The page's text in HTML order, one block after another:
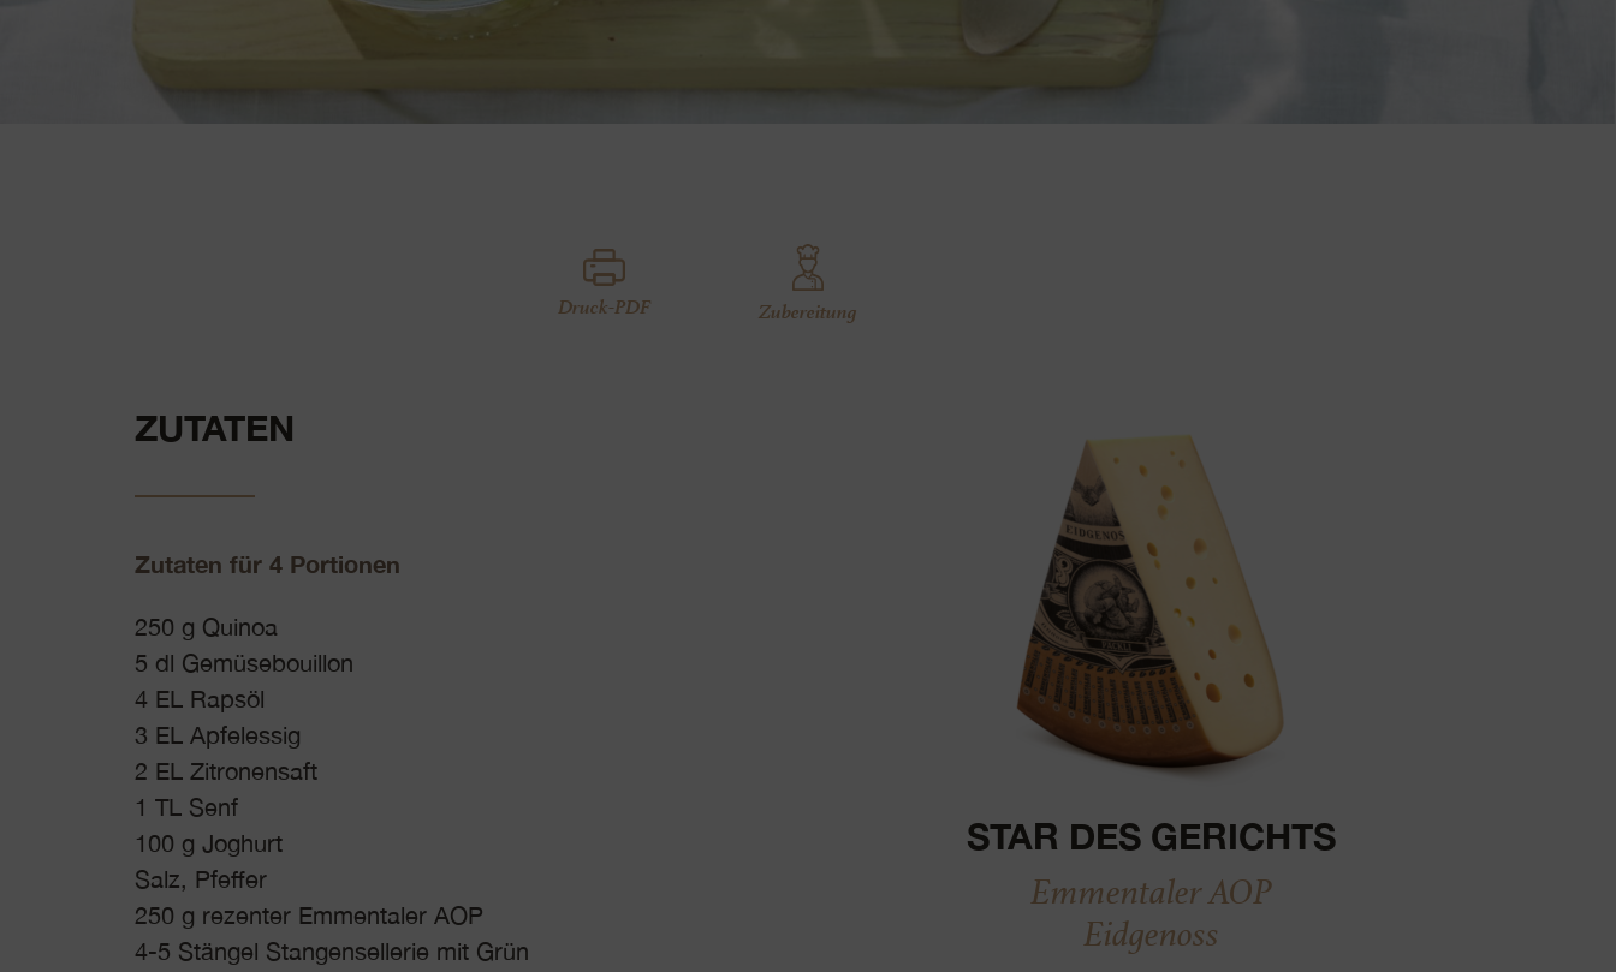
Druck-PDF Zubereitung
ZUTATEN
Zutaten für 4 Portionen
250 g Quinoa
5 dl Gemüsebouillon
4 EL Rapsöl
3 EL Apfelessig
2 EL Zitronensaft
1 TL Senf
100 g Joghurt
Salz, Pfeffer
250 g rezenter Emmentaler AOP
4-5 Stängel Stangensellerie mit Grün
STAR DES GERICHTS
Emmentaler AOP
Eidgenoss